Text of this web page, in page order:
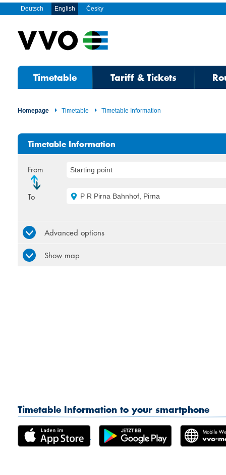
Deutsch English Česky
Timetable Tariff & Tickets
Homepage Timetable Timetable Information
Timetable Information
From
To
Starting point
P R Pirna Bahnhof, Pirna
Advanced options
Show map
Timetable Information to your smartphone